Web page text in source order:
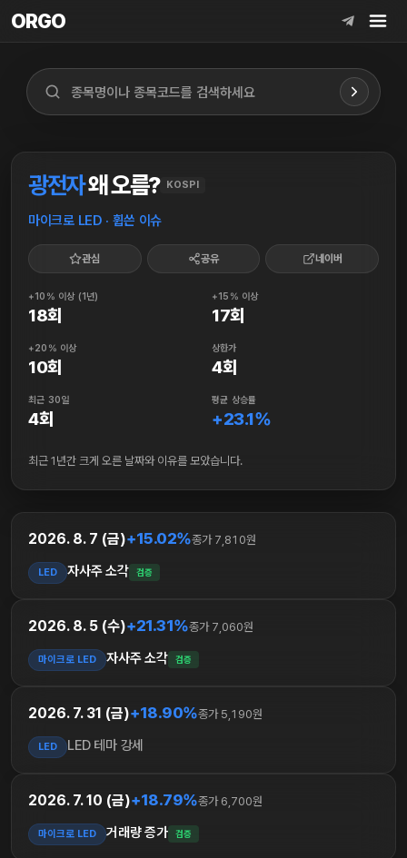
ORGO
ORGO
광전자왜 오름? KOSPI
마이크로 LED · 휩쓴 이슈
관심 공유 네이버
+10% 이상 (1년)
18회
+15% 이상
17회
+20% 이상
10회
상한가
4회
최근 30일
4회
평균 상승률
+23.1%
최근 1년간 크게 오른 날짜와 이유를 모았습니다.
2026. 8. 7 (금)+15.02%종가 7,810원
LED 자사주 소각 검증
2026. 8. 5 (수)+21.31%종가 7,060원
마이크로 LED 자사주 소각 검증
2026. 7. 31 (금)+18.90%종가 5,190원
LED LED 테마 강세
2026. 7. 10 (금)+18.79%종가 6,700원
마이크로 LED 거래량 증가 검증